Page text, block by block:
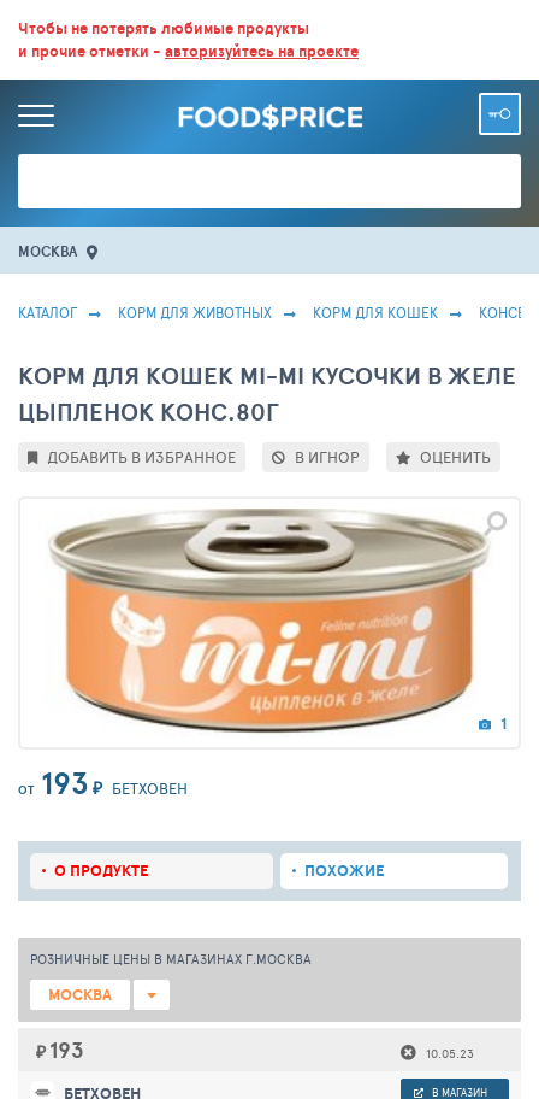
ВСЕ СКИДКИ И ВЫГОДНЫЕ ЦЕНЫ НА ПРОДУКТЫ В МАГАЗИНАХ.
БОЛЬШЕ 100 000 ТОВАРОВ. ЕЖЕДНЕВНОЕ ОБНОВЛЕНИЕ ЦЕН.
Чтобы не потерять любимые продукты
и прочие отметки - авторизуйтесь на проекте
МОСКВА
КАТАЛОГ КОРМ ДЛЯ ЖИВОТНЫХ КОРМ ДЛЯ КОШЕК
КОРМ ДЛЯ КОШЕК MI-MI КУСОЧКИ В ЖЕЛЕ
ЦЫПЛЕНОК КОНС.80Г
1
ОТ 193 ₽ БЕТХОВЕН
ДОБАВИТЬ В ИЗБРАННОЕ В ИГНОР ОЦЕНИТЬ
О ПРОДУКТЕ ПОХОЖИЕ
РОЗНИЧНЫЕ ЦЕНЫ В МАГАЗИНАХ Г.МОСКВА
МОСКВА
₽ 193 10.05.23
БЕТХОВЕН В МАГАЗИН